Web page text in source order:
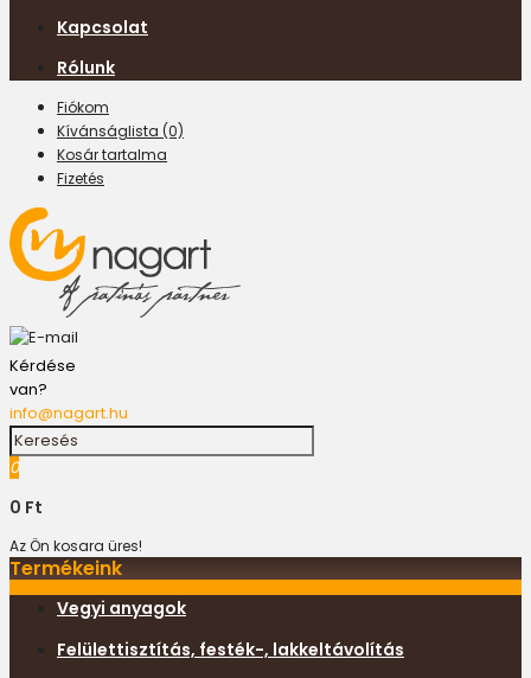
Kapcsolat
Rólunk
Fiókom
Kívánságlista (0)
Kosár tartalma
Fizetés
Kérdése
van?
info@nagart.hu
0
0 Ft
Az Ön kosara üres!
Termékeink
Vegyi anyagok
Felülettisztítás, festék-, lakkeltávolítás